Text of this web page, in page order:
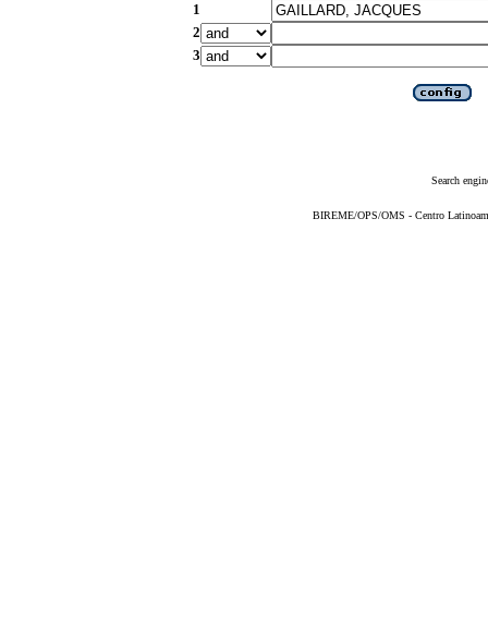
1
2
3
Search
BIREME/OPS/OMS - Centro